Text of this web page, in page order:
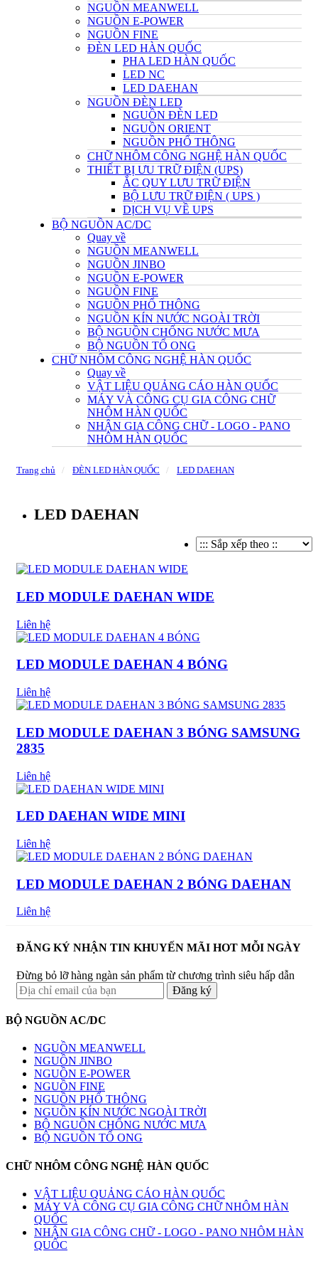
NGUỒN MEANWELL
NGUỒN E-POWER
NGUỒN FINE
ĐÈN LED HÀN QUỐC
PHA LED HÀN QUỐC
LED NC
LED DAEHAN
NGUỒN ĐÈN LED
NGUỒN ĐÈN LED
NGUỒN ORIENT
NGUỒN PHỔ THÔNG
CHỮ NHÔM CÔNG NGHỆ HÀN QUỐC
THIẾT BỊ ƯU TRỮ ĐIỆN (UPS)
ẮC QUY LƯU TRỮ ĐIỆN
BỘ LƯU TRỮ ĐIỆN ( UPS )
DỊCH VỤ VỀ UPS
BỘ NGUỒN AC/DC
Quay về
NGUỒN MEANWELL
NGUỒN JINBO
NGUỒN E-POWER
NGUỒN FINE
NGUỒN PHỔ THÔNG
NGUỒN KÍN NƯỚC NGOÀI TRỜI
BỘ NGUỒN CHỐNG NƯỚC MƯA
BỘ NGUỒN TỔ ONG
CHỮ NHÔM CÔNG NGHỆ HÀN QUỐC
Quay về
VẬT LIỆU QUẢNG CÁO HÀN QUỐC
MÁY VÀ CÔNG CỤ GIA CÔNG CHỮ
NHÔM HÀN QUỐC
NHẬN GIA CÔNG CHỮ - LOGO - PANO
NHÔM HÀN QUỐC
Trang chủ ĐÈN LED HÀN QUỐC LED DAEHAN
LED DAEHAN
LED MODULE DAEHAN WIDE
Liên hệ
LED MODULE DAEHAN 4 BÓNG
Liên hệ
LED MODULE DAEHAN 3 BÓNG SAMSUNG
2835
Liên hệ
LED DAEHAN WIDE MINI
Liên hệ
LED MODULE DAEHAN 2 BÓNG DAEHAN
Liên hệ
ĐĂNG KÝ NHẬN TIN KHUYẾN MÃI HOT MỖI NGÀY
Đừng bỏ lỡ hàng ngàn sản phẩm từ chương trình siêu hấp dẫn
BỘ NGUỒN AC/DC
NGUỒN MEANWELL
NGUỒN JINBO
NGUỒN E-POWER
NGUỒN FINE
NGUỒN PHỔ THÔNG
NGUỒN KÍN NƯỚC NGOÀI TRỜI
BỘ NGUỒN CHỐNG NƯỚC MƯA
BỘ NGUỒN TỔ ONG
CHỮ NHÔM CÔNG NGHỆ HÀN QUỐC
VẬT LIỆU QUẢNG CÁO HÀN QUỐC
MÁY VÀ CÔNG CỤ GIA CÔNG CHỮ NHÔM HÀN
QUỐC
NHẬN GIA CÔNG CHỮ - LOGO - PANO NHÔM HÀN
QUỐC